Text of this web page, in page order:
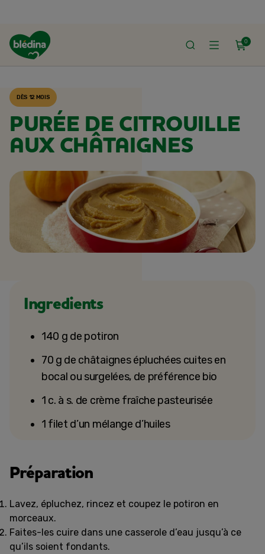
0
ACCUEIL
DÈS 12 MOIS
PURÉE DE CITROUILLE
AUX CHÂTAIGNES
Ingredients
140 g de potiron
70 g de châtaignes épluchées cuites en
bocal ou surgelées, de préférence bio
1 c. à s. de crème fraîche pasteurisée
1 filet d’un mélange d’huiles
Préparation
Lavez, épluchez, rincez et coupez le potiron en
morceaux.
Faites-les cuire dans une casserole d’eau jusqu’à ce
qu’ils soient fondants.